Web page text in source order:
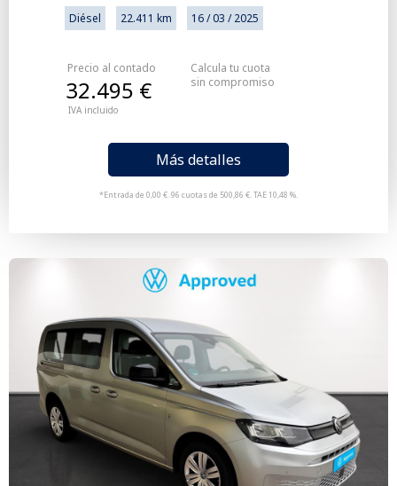
Diésel 22.411 km 16 / 03 / 2025
Precio al contado
IVA incluido
32.495 €
Más detalles
*Entrada de 0,00 €. 96 cuotas de 500,86 €. TAE 10,48 %.
Calcula tu cuota
sin compromiso